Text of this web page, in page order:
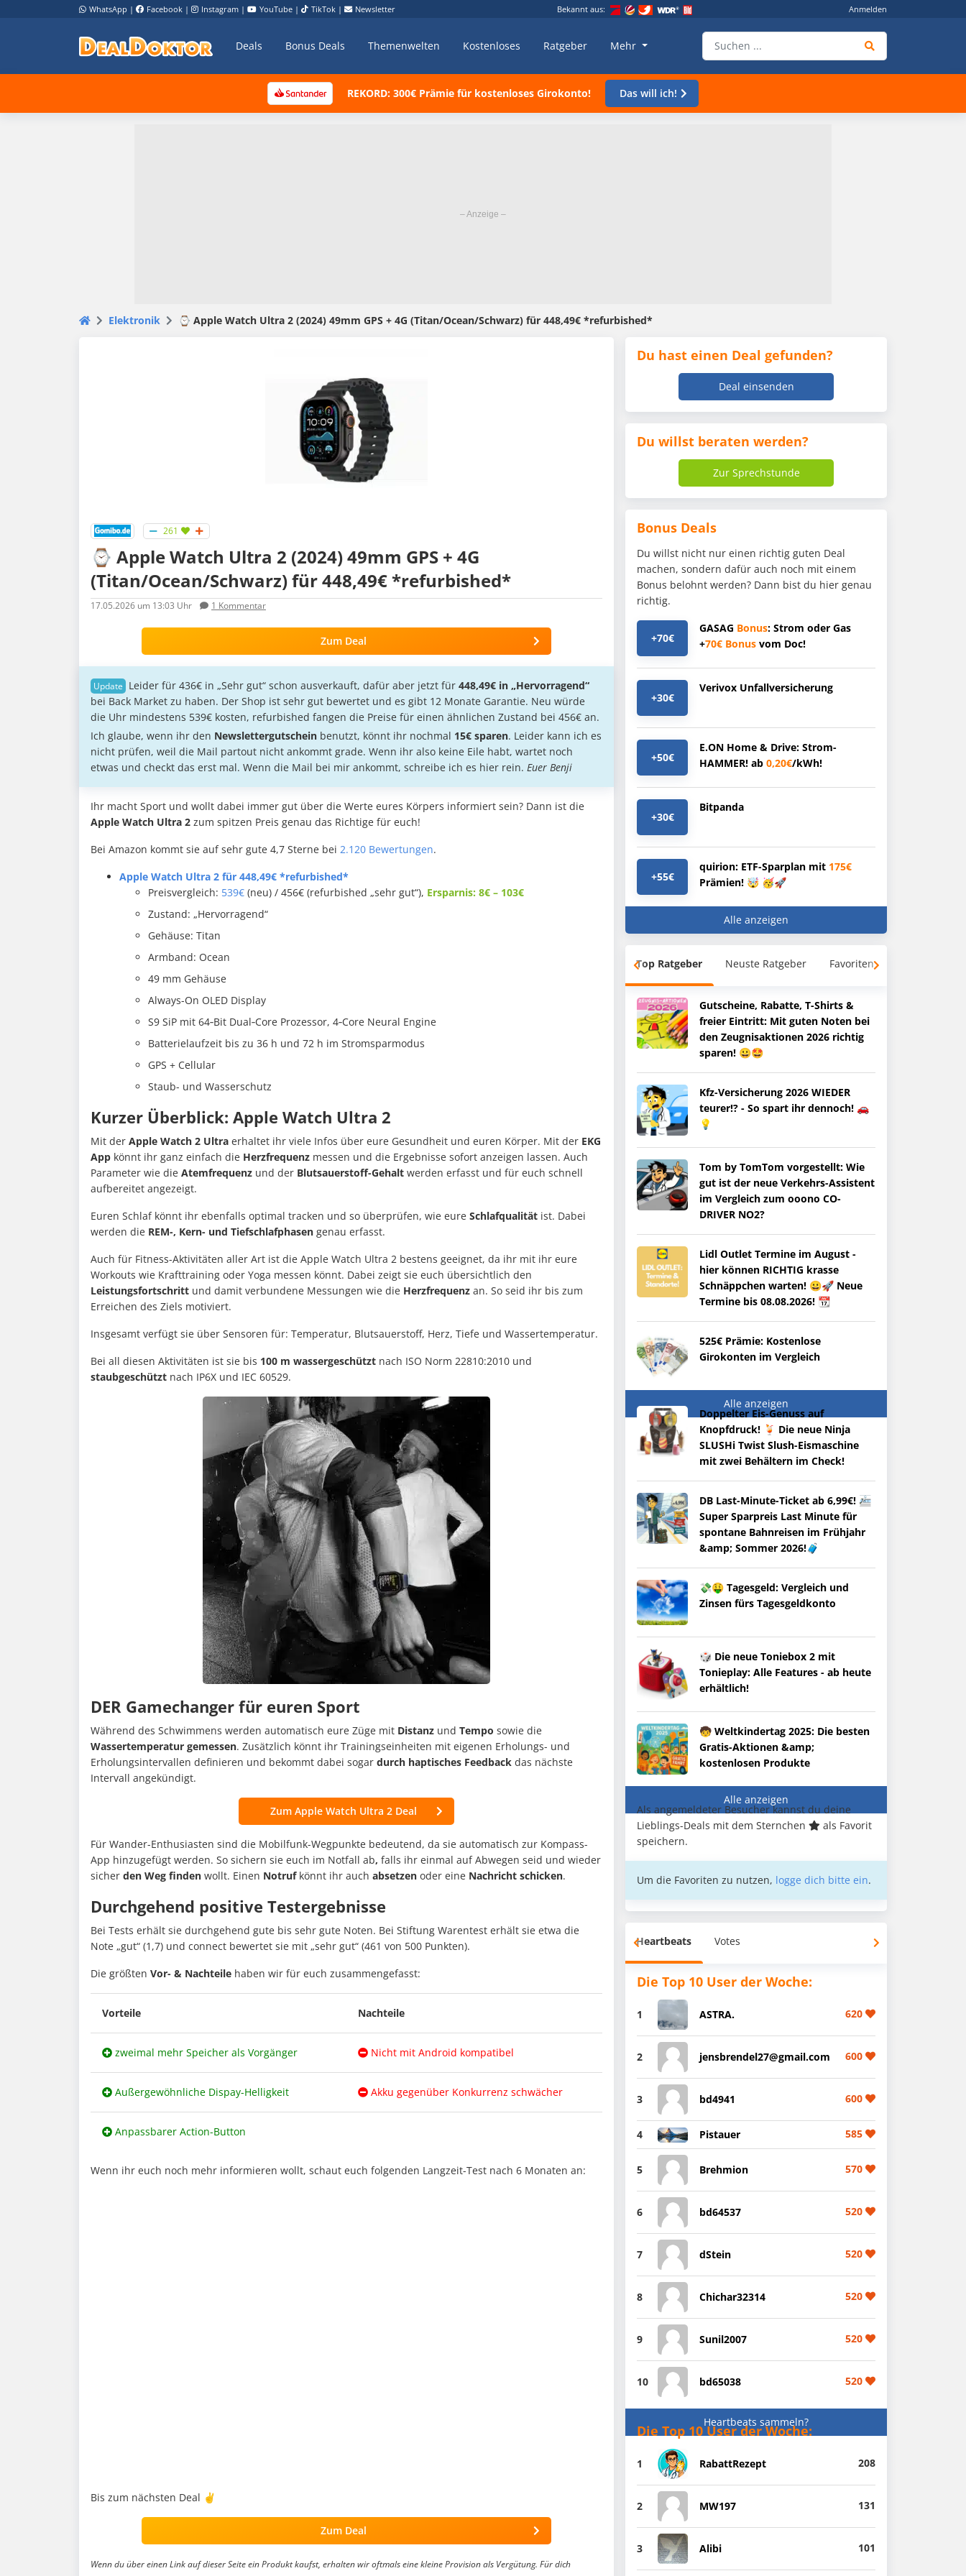
WhatsApp | Facebook | Instagram | YouTube | TikTok | Newsletter Bekannt aus: Anmelden
Deals Bonus Deals Themenwelten Kostenloses Ratgeber Mehr
REKORD: 300€ Prämie für kostenloses Girokonto! Das will ich!
Elektronik ⌚️ Apple Watch Ultra 2 (2024) 49mm GPS + 4G (Titan/Ocean/Schwarz) für 448,49€ *refurbished*
261
⌚️ Apple Watch Ultra 2 (2024) 49mm GPS + 4G
(Titan/Ocean/Schwarz) für 448,49€ *refurbished*
17.05.2026 um 13:03 Uhr 1 Kommentar
Zum Deal
Leider für 436€ in „Sehr gut“ schon ausverkauft, dafür aber jetzt für 448,49€ in „Hervorragend“
bei Back Market zu haben. Der Shop ist sehr gut bewertet und es gibt 12 Monate Garantie. Neu würde
die Uhr mindestens 539€ kosten, refurbished fangen die Preise für einen ähnlichen Zustand bei 456€ an.
Ich glaube, wenn ihr den Newslettergutschein benutzt, könnt ihr nochmal 15€ sparen. Leider kann ich es
nicht prüfen, weil die Mail partout nicht ankommt grade. Wenn ihr also keine Eile habt, wartet noch
etwas und checkt das erst mal. Wenn die Mail bei mir ankommt, schreibe ich es hier rein. Euer Benji
Ihr macht Sport und wollt dabei immer gut über die Werte eures Körpers informiert sein? Dann ist die
Apple Watch Ultra 2 zum spitzen Preis genau das Richtige für euch!
Bei Amazon kommt sie auf sehr gute 4,7 Sterne bei 2.120 Bewertungen.
Apple Watch Ultra 2 für 448,49€ *refurbished*
Preisvergleich: 539€ (neu) / 456€ (refurbished „sehr gut“), Ersparnis: 8€ – 103€
Zustand: „Hervorragend“
Gehäuse: Titan
Armband: Ocean
49 mm Gehäuse
Always-On OLED Display
S9 SiP mit 64‑Bit Dual‑Core Prozessor, 4‑Core Neural Engine
Batterielaufzeit bis zu 36 h und 72 h im Stromsparmodus
GPS + Cellular
Staub- und Wasserschutz
Kurzer Überblick: Apple Watch Ultra 2
Mit der Apple Watch 2 Ultra erhaltet ihr viele Infos über eure Gesundheit und euren Körper. Mit der EKG
App könnt ihr ganz einfach die Herzfrequenz messen und die Ergebnisse sofort anzeigen lassen. Auch
Parameter wie die Atemfrequenz und der Blutsauerstoff-Gehalt werden erfasst und für euch schnell
aufbereitet angezeigt.
Euren Schlaf könnt ihr ebenfalls optimal tracken und so überprüfen, wie eure Schlafqualität ist. Dabei
werden die REM-, Kern- und Tiefschlafphasen genau erfasst.
Auch für Fitness-Aktivitäten aller Art ist die Apple Watch Ultra 2 bestens geeignet, da ihr mit ihr eure
Workouts wie Krafttraining oder Yoga messen könnt. Dabei zeigt sie euch übersichtlich den
Leistungsfortschritt und damit verbundene Messungen wie die Herzfrequenz an. So seid ihr bis zum
Erreichen des Ziels motiviert.
Insgesamt verfügt sie über Sensoren für: Temperatur, Blutsauerstoff, Herz, Tiefe und Wassertemperatur.
Bei all diesen Aktivitäten ist sie bis 100 m wassergeschützt nach ISO Norm 22810:2010 und
staubgeschützt nach IP6X und IEC 60529.
DER Gamechanger für euren Sport
Während des Schwimmens werden automatisch eure Züge mit Distanz und Tempo sowie die
Wassertemperatur gemessen. Zusätzlich könnt ihr Trainingseinheiten mit eigenen Erholungs- und
Erholungsintervallen definieren und bekommt dabei sogar durch haptisches Feedback das nächste
Intervall angekündigt.
Zum Apple Watch Ultra 2 Deal
Für Wander-Enthusiasten sind die Mobilfunk-Wegpunkte bedeutend, da sie automatisch zur Kompass-
App hinzugefügt werden. So sichern sie euch im Notfall ab, falls ihr einmal auf Abwegen seid und wieder
sicher den Weg finden wollt. Einen Notrufkönnt ihr auch absetzen oder eine Nachricht schicken.
Durchgehend positive Testergebnisse
Bei Tests erhält sie durchgehend gute bis sehr gute Noten. Bei Stiftung Warentest erhält sie etwa die
Note „gut“ (1,7) und connect bewertet sie mit „sehr gut“ (461 von 500 Punkten).
Die größten Vor- & Nachteile haben wir für euch zusammengefasst:
Vorteile Nachteile
zweimal mehr Speicher als Vorgänger Nicht mit Android kompatibel
Außergewöhnliche Dispay-Helligkeit Akku gegenüber Konkurrenz schwächer
Anpassbarer Action-Button
Wenn ihr euch noch mehr informieren wollt, schaut euch folgenden Langzeit-Test nach 6 Monaten an:
Bis zum nächsten Deal ✌️
Zum Deal
Wenn du über einen Link auf dieser Seite ein Produkt kaufst, erhalten wir oftmals eine kleine Provision als Vergütung. Für dich
Du hast einen Deal gefunden?
Deal einsenden
Du willst beraten werden?
Zur Sprechstunde
Bonus Deals
Du willst nicht nur einen richtig guten Deal
machen, sondern dafür auch noch mit einem
Bonus belohnt werden? Dann bist du hier genau
richtig.
+70€
GASAG Bonus: Strom oder Gas
+70€ Bonus vom Doc!
+30€
Verivox Unfallversicherung
+50€
E.ON Home & Drive: Strom-
HAMMER! ab 0,20€/kWh!
+30€
Bitpanda
+55€
quirion: ETF-Sparplan mit 175€
Prämien! 🤯 🥳🚀
Alle anzeigen
Top Ratgeber Neuste Ratgeber Favoriten
Gutscheine, Rabatte, T-Shirts &
freier Eintritt: Mit guten Noten bei
den Zeugnisaktionen 2026 richtig
sparen! 😀🤩
Kfz-Versicherung 2026 WIEDER
teurer!? - So spart ihr dennoch! 🚗
💡
Tom by TomTom vorgestellt: Wie
gut ist der neue Verkehrs-Assistent
im Vergleich zum ooono CO-
DRIVER NO2?
Lidl Outlet Termine im August -
hier können RICHTIG krasse
Schnäppchen warten! 😀🚀 Neue
Termine bis 08.08.2026! 📆
525€ Prämie: Kostenlose
Girokonten im Vergleich
Alle anzeigen
Doppelter Eis-Genuss auf
Knopfdruck! 🍹 Die neue Ninja
SLUSHi Twist Slush-Eismaschine
mit zwei Behältern im Check!
DB Last-Minute-Ticket ab 6,99€! 🚈
Super Sparpreis Last Minute für
spontane Bahnreisen im Frühjahr
&amp; Sommer 2026!🧳
💸🤑 Tagesgeld: Vergleich und
Zinsen fürs Tagesgeldkonto
🎲 Die neue Toniebox 2 mit
Tonieplay: Alle Features - ab heute
erhältlich!
🧒 Weltkindertag 2025: Die besten
Gratis-Aktionen &amp;
kostenlosen Produkte
Alle anzeigen
Als angemeldeter Besucher kannst du deine
Lieblings-Deals mit dem Sternchen
als Favorit
speichern.
Um die Favoriten zu nutzen, logge dich bitte ein.
Heartbeats Votes
Die Top 10 User der Woche:
1 ASTRA. 620
2 jensbrendel27@gmail.com 600
3 bd4941 600
4 Pistauer 585
5 Brehmion 570
6 bd64537 520
7 dStein 520
8 Chichar32314 520
9 Sunil2007 520
10 bd65038 520
Heartbeats sammeln?
Die Top 10 User der Woche:
1 RabattRezept 208
2 MW197 131
3 Alibi 101